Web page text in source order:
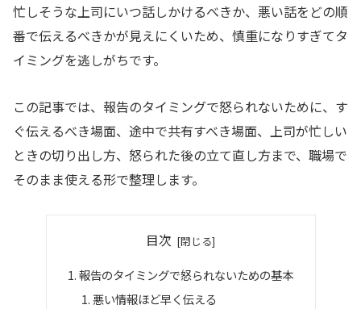
忙しそうな上司にいつ話しかけるべきか、悪い話をどの順
番で伝えるべきかが見えにくいため、慎重になりすぎてタ
イミングを逃しがちです。
この記事では、報告のタイミングで怒られないために、す
ぐ伝えるべき場面、途中で共有すべき場面、上司が忙しい
ときの切り出し方、怒られた後の立て直し方まで、職場で
そのまま使える形で整理します。
目次
報告のタイミングで怒られないための基本
悪い情報ほど早く伝える